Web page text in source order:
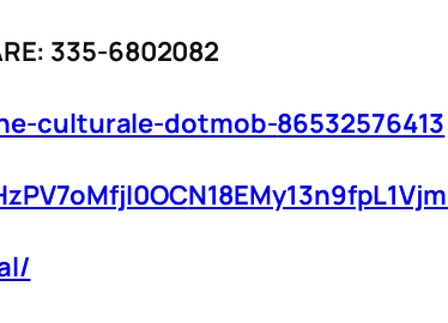
335-6802082
culturale-dotmob-86532576413